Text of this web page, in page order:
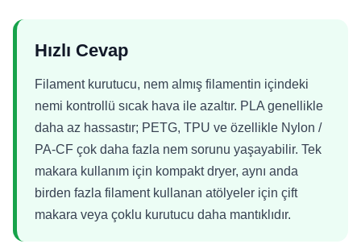
Hızlı Cevap
Filament kurutucu, nem almış filamentin içindeki
nemi kontrollü sıcak hava ile azaltır. PLA genellikle
daha az hassastır; PETG, TPU ve özellikle Nylon /
PA-CF çok daha fazla nem sorunu yaşayabilir. Tek
makara kullanım için kompakt dryer, aynı anda
birden fazla filament kullanan atölyeler için çift
makara veya çoklu kurutucu daha mantıklıdır.